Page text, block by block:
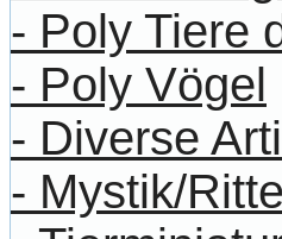
- Poly Tiere
- Poly Vögel
- Diverse
- Mystik/